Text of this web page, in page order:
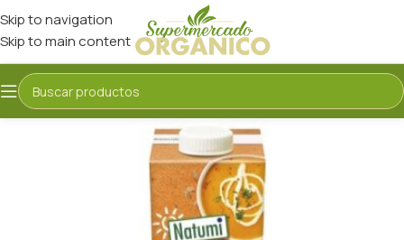
Skip to navigation
Skip to main content